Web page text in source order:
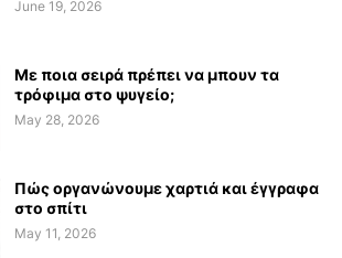
June 19, 2026
Με ποια σειρά πρέπει να μπουν τα
τρόφιμα στο ψυγείο;
May 28, 2026
Πώς οργανώνουμε χαρτιά και έγγραφα
στο σπίτι
May 11, 2026